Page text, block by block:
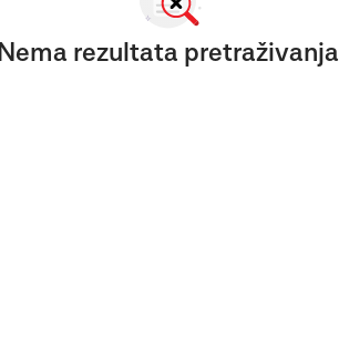
Nema rezultata pretraživanja